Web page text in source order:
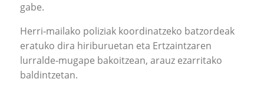
gabe.
Herri‐mailako poliziak koordinatzeko batzordeak
eratuko dira hiriburuetan eta Ertzaintzaren
lurralde‐mugape bakoitzean, arauz ezarritako
baldintzetan.